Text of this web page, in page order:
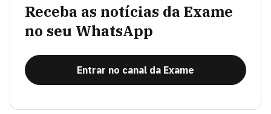
Receba as notícias da Exame
no seu WhatsApp
Entrar no canal da Exame